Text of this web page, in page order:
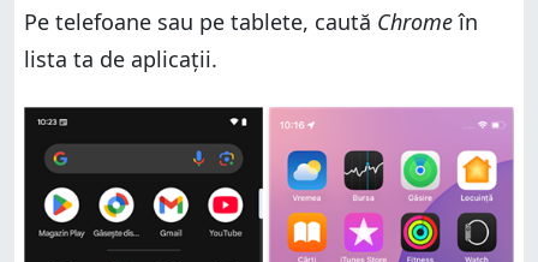
Pe telefoane sau pe tablete, caută Chromeîn
lista ta de aplicații.